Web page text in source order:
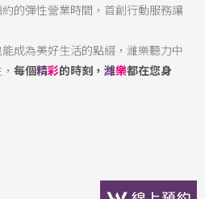
約的彈性營業時間，首創行動服務讓
成為美好生活的點綴，濰樂聽力中
每個精彩的時刻， 濰樂都在您身